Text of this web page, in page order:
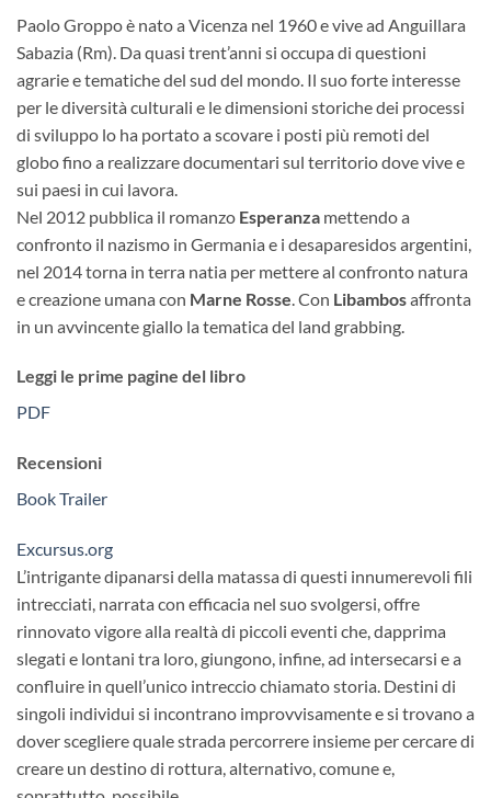
Paolo Groppo è nato a Vicenza nel 1960 e vive ad Anguillara
Sabazia (Rm). Da quasi trent’anni si occupa di questioni
agrarie e tematiche del sud del mondo. Il suo forte interesse
per le diversità culturali e le dimensioni storiche dei processi
di sviluppo lo ha portato a scovare i posti più remoti del
globo fino a realizzare documentari sul territorio dove vive e
sui paesi in cui lavora.
Nel 2012 pubblica il romanzo Esperanza mettendo a
confronto il nazismo in Germania e i desaparesidos argentini,
nel 2014 torna in terra natia per mettere al confronto natura
e creazione umana con Marne Rosse . Con Libambosaffronta
in un avvincente giallo la tematica del land grabbing.
Leggi le prime pagine del libro
PDF
Recensioni
Book Trailer
Excursus.org
L’intrigante dipanarsi della matassa di questi innumerevoli fili
intrecciati, narrata con efficacia nel suo svolgersi, offre
rinnovato vigore alla realtà di piccoli eventi che, dapprima
slegati e lontani tra loro, giungono, infine, ad intersecarsi e a
confluire in quell’unico intreccio chiamato storia. Destini di
singoli individui si incontrano improvvisamente e si trovano a
dover scegliere quale strada percorrere insieme per cercare di
creare un destino di rottura, alternativo, comune e,